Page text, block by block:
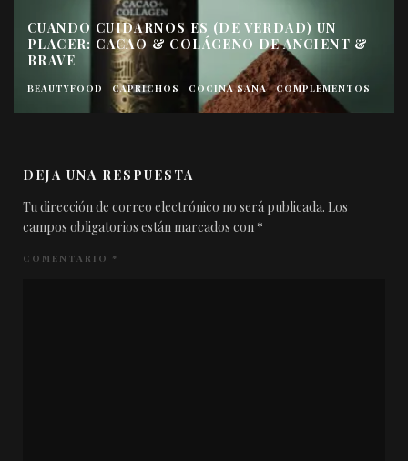
CUANDO CUIDARNOS ES (DE VERDAD) UN
PLACER: CACAO & COLÁGENO DE ANCIENT &
BRAVE
BEAUTYFOOD CAPRICHOS COCINA SANA COMPLEMENTOS
DEJA UNA RESPUESTA
Tu dirección de correo electrónico no será publicada. Los
campos obligatorios están marcados con *
COMENTARIO *